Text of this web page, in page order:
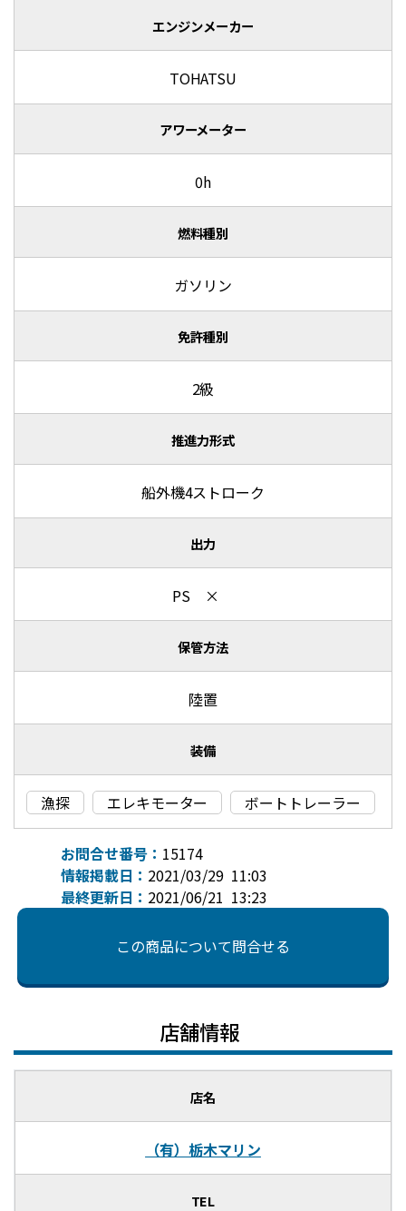
エンジンメーカー
TOHATSU
アワーメーター
0h
燃料種別
ガソリン
免許種別
2級
推進力形式
船外機4ストローク
出力
PS ×
保管方法
陸置
装備
漁探 エレキモーター ボートトレーラー
お問合せ番号： 15174
情報掲載日： 2021/03/29 11:03
最終更新日： 2021/06/21 13:23
この商品について問合せる
店舗情報
店名
（有）栃木マリン
TEL